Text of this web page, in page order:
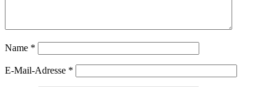
Name *
E-Mail-Adresse *